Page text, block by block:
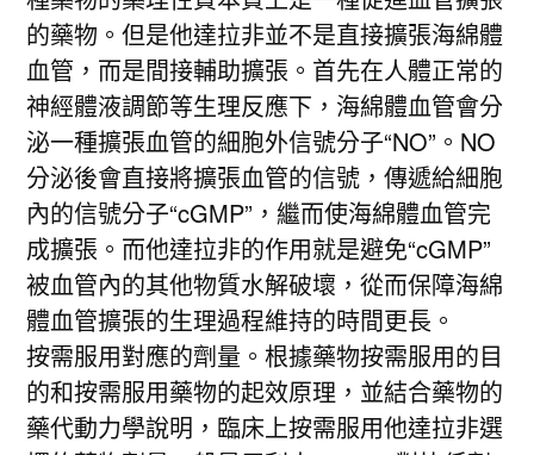
的藥物。但是他達拉非並不是直接擴張海綿體
血管，而是間接輔助擴張。首先在人體正常的
神經體液調節等生理反應下，海綿體血管會分
泌一種擴張血管的細胞外信號分子“NO”。NO
分泌後會直接將擴張血管的信號，傳遞給細胞
內的信號分子“cGMP”，繼而使海綿體血管完
成擴張。而他達拉非的作用就是避免“cGMP”
被血管內的其他物質水解破壞，從而保障海綿
體血管擴張的生理過程維持的時間更長。
按需服用對應的劑量。根據藥物按需服用的目
的和按需服用藥物的起效原理，並結合藥物的
藥代動力學說明，臨床上按需服用他達拉非選